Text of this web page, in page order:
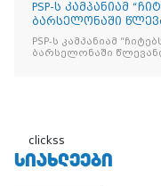
PSP-ს კამპანიამ
ბარსელონაში
ჯამში 5 ჯილდო მ
PSP-ს კამპანიამ
ბარსელონაში წლევანდელი ADCE
clickss
ᲡᲘᲐᲮᲚᲔᲔᲑᲘ